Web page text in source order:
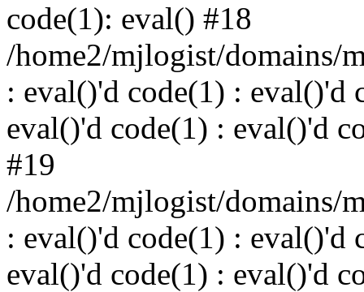
code(1): eval() #18
/home2/mjlogist/domains/
: eval()'d code(1) : eval()'d
eval()'d code(1) : eval()'d
#19
/home2/mjlogist/domains/
: eval()'d code(1) : eval()'d
eval()'d code(1) : eval()'d